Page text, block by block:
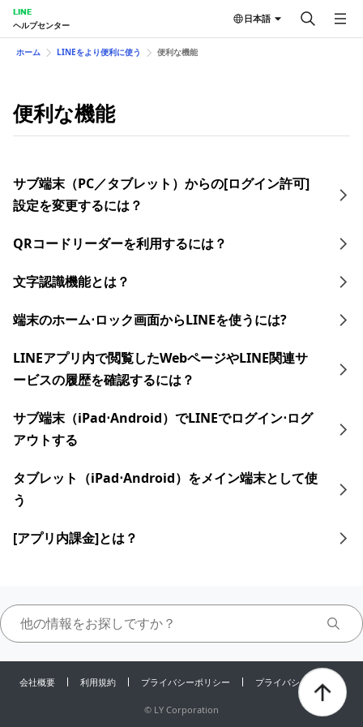
LINE
ヘルプセンター
日本語
ホーム LINEをより便利に使う 便利な機能
便利な機能
サブ端末（PC／タブレット）からの[ログイン許可]
設定を変更するには？
QRコードリーダーを利用するには？
文字認識機能とは？
端末のホーム⋅ロック画面からLINEを使うには?
LINEアプリ内で閲覧したWebページやLINE関連サ
ービスの履歴を確認するには？
サブ端末（iPad⋅Android）でLINEでログイン⋅ログ
アウトする
タブレット​​（iPad⋅Android）をメイン端末として使
う
[アプリ内課金]とは？
会社概要 利用規約 プライバシーポリシー プライバシーセンター
© LY Corporation